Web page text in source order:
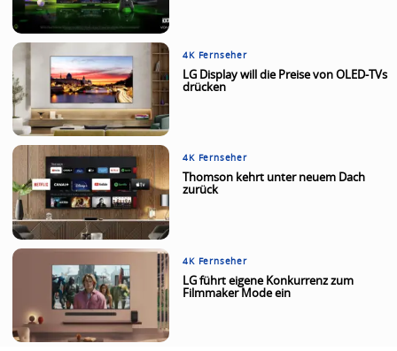
4K Fernseher
LG Display will die Preise von OLED-TVs
drücken
4K Fernseher
Thomson kehrt unter neuem Dach
zurück
4K Fernseher
LG führt eigene Konkurrenz zum
Filmmaker Mode ein